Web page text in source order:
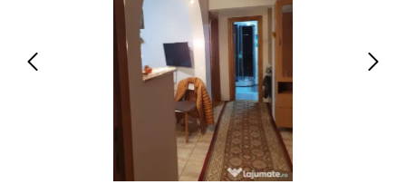
Animale de companie
Afaceri și echipamente profesionale
Inchiriere Bunuri si Vehicule
Utilaje agricole si industriale
Piese auto si accesorii
Dacia Duster